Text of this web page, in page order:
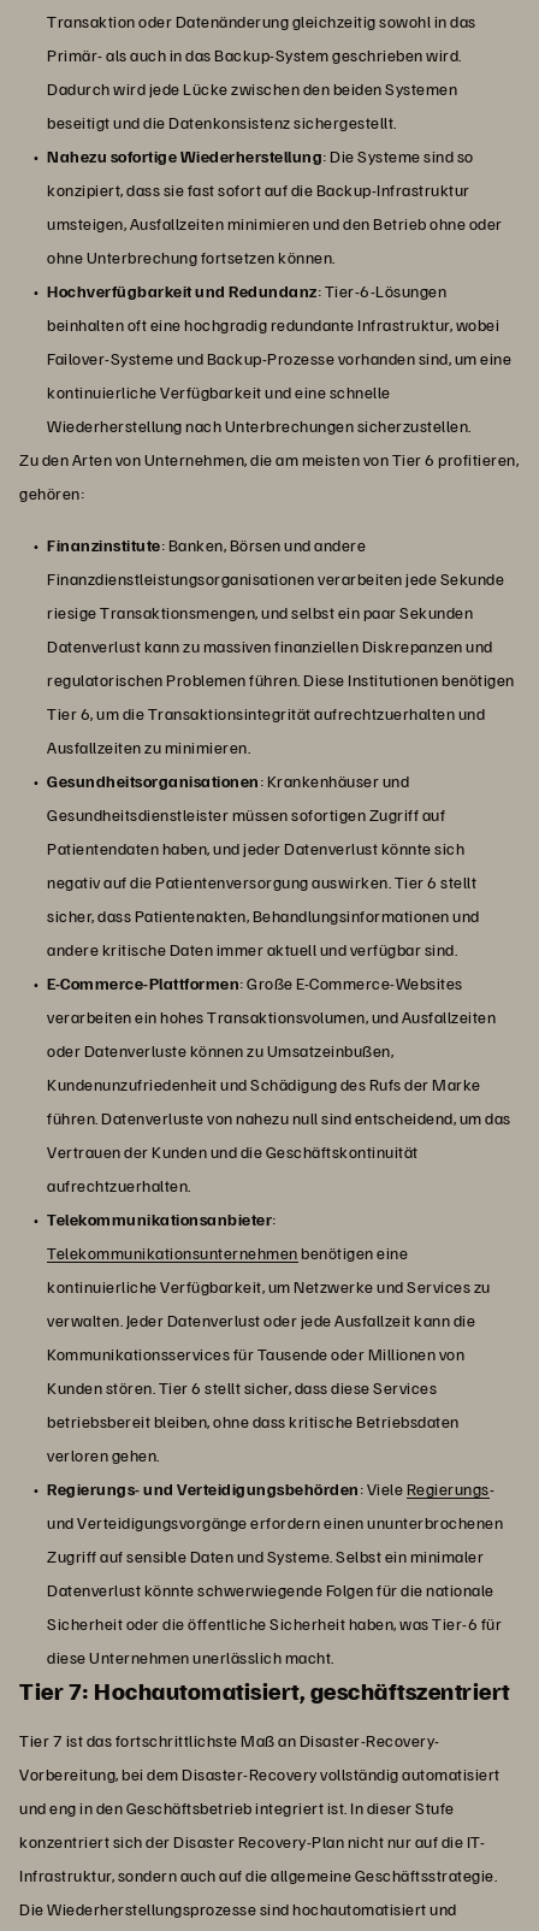
Transaktion oder Datenänderung gleichzeitig sowohl in das
Primär- als auch in das Backup-System geschrieben wird.
Dadurch wird jede Lücke zwischen den beiden Systemen
beseitigt und die Datenkonsistenz sichergestellt.
Nahezu sofortige Wiederherstellung: Die Systeme sind so
konzipiert, dass sie fast sofort auf die Backup-Infrastruktur
umsteigen, Ausfallzeiten minimieren und den Betrieb ohne oder
ohne Unterbrechung fortsetzen können.
Hochverfügbarkeit und Redundanz: Tier-6-Lösungen
beinhalten oft eine hochgradig redundante Infrastruktur, wobei
Failover-Systeme und Backup-Prozesse vorhanden sind, um eine
kontinuierliche Verfügbarkeit und eine schnelle
Wiederherstellung nach Unterbrechungen sicherzustellen.
Zu den Arten von Unternehmen, die am meisten von Tier 6 profitieren,
gehören:
Finanzinstitute: Banken, Börsen und andere
Finanzdienstleistungsorganisationen verarbeiten jede Sekunde
riesige Transaktionsmengen, und selbst ein paar Sekunden
Datenverlust kann zu massiven finanziellen Diskrepanzen und
regulatorischen Problemen führen. Diese Institutionen benötigen
Tier 6, um die Transaktionsintegrität aufrechtzuerhalten und
Ausfallzeiten zu minimieren.
Gesundheitsorganisationen: Krankenhäuser und
Gesundheitsdienstleister müssen sofortigen Zugriff auf
Patientendaten haben, und jeder Datenverlust könnte sich
negativ auf die Patientenversorgung auswirken. Tier 6 stellt
sicher, dass Patientenakten, Behandlungsinformationen und
andere kritische Daten immer aktuell und verfügbar sind.
E-Commerce-Plattformen: Große E-Commerce-Websites
verarbeiten ein hohes Transaktionsvolumen, und Ausfallzeiten
oder Datenverluste können zu Umsatzeinbußen,
Kundenunzufriedenheit und Schädigung des Rufs der Marke
führen. Datenverluste von nahezu null sind entscheidend, um das
Vertrauen der Kunden und die Geschäftskontinuität
aufrechtzuerhalten.
Telekommunikationsanbieter:
Telekommunikationsunternehmenbenötigen eine
kontinuierliche Verfügbarkeit, um Netzwerke und Services zu
verwalten. Jeder Datenverlust oder jede Ausfallzeit kann die
Kommunikationsservices für Tausende oder Millionen von
Kunden stören. Tier 6 stellt sicher, dass diese Services
betriebsbereit bleiben, ohne dass kritische Betriebsdaten
verloren gehen.
Regierungs- und Verteidigungsbehörden: VieleRegierungs-
und Verteidigungsvorgänge erfordern einen ununterbrochenen
Zugriff auf sensible Daten und Systeme. Selbst ein minimaler
Datenverlust könnte schwerwiegende Folgen für die nationale
Sicherheit oder die öffentliche Sicherheit haben, was Tier-6 für
diese Unternehmen unerlässlich macht.
Tier 7: Hochautomatisiert, geschäftszentriert
Tier 7 ist das fortschrittlichste Maß an Disaster-Recovery-
Vorbereitung, bei dem Disaster-Recovery vollständig automatisiert
und eng in den Geschäftsbetrieb integriert ist. In dieser Stufe
konzentriert sich der Disaster Recovery-Plan nicht nur auf die IT-
Infrastruktur, sondern auch auf die allgemeine Geschäftsstrategie.
Die Wiederherstellungsprozesse sind hochautomatisiert und